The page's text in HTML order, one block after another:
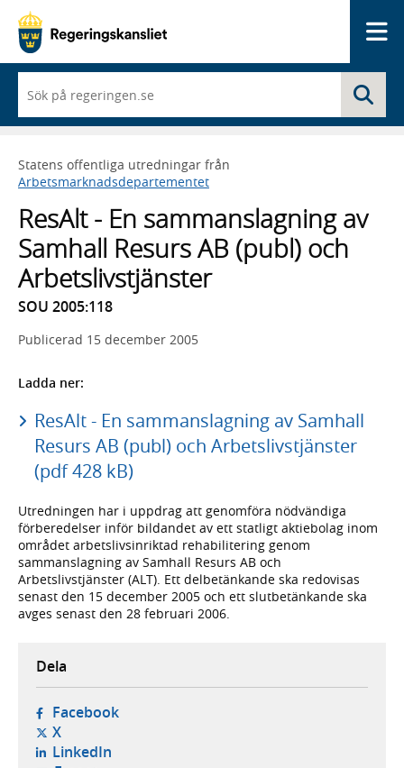
du
börjar
skriva
framträder
en
med
sökförslag
Statens offentliga utredningar från
Arbetsmarknadsdepartementet
ResAlt - En sammanslagning av
Samhall Resurs AB (publ) och
Arbetslivstjänster
SOU 2005:118
Publicerad 15 december 2005
Ladda ner:
ResAlt - En sammanslagning av Samhall
Resurs AB (publ) och Arbetslivstjänster
(pdf 428 kB)
Utredningen har i uppdrag att genomföra nödvändiga
förberedelser inför bildandet av ett statligt aktiebolag inom
området arbetslivsinriktad rehabilitering genom
sammanslagning av Samhall Resurs AB och
Arbetslivstjänster (ALT). Ett delbetänkande ska redovisas
senast den 15 december 2005 och ett slutbetänkande ska
avges senast den 28 februari 2006.
Dela
Facebook- öppnas i ny flik, extern webbplats,
X- öppnas i ny flik, extern webbplats,
LinkedIn- öppnas i ny flik, extern webbplats,